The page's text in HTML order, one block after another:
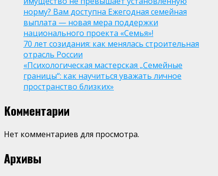
норму? Вам доступна Ежегодная семейная
выплата — новая мера поддержки
национального проекта «Семья»!
70 лет созидания: как менялась строительная
отрасль России
«Психологическая мастерская „Семейные
границы“: как научиться уважать личное
пространство близких»
Комментарии
Нет комментариев для просмотра.
Архивы